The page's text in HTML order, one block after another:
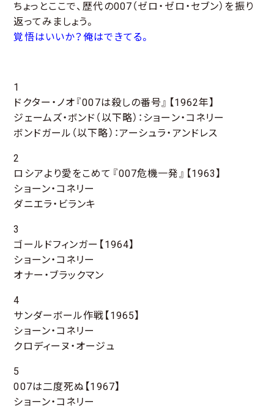
ちょっとここで、歴代の007（ゼロ・ゼロ・セブン）を振り
返ってみましょう。
覚悟はいいか？俺はできてる。
1
ドクター・ノオ『007は殺しの番号』【1962年】
ジェームズ・ボンド（以下略）：ショーン・コネリー
ボンドガール（以下略）：アーシュラ・アンドレス
2
ロシアより愛をこめて『007危機一発』【1963】
ショーン・コネリー
ダニエラ・ビランキ
3
ゴールドフィンガー【1964】
ショーン・コネリー
オナー・ブラックマン
4
サンダーボール作戦【1965】
ショーン・コネリー
クロディーヌ・オージュ
5
007は二度死ぬ【1967】
ショーン・コネリー